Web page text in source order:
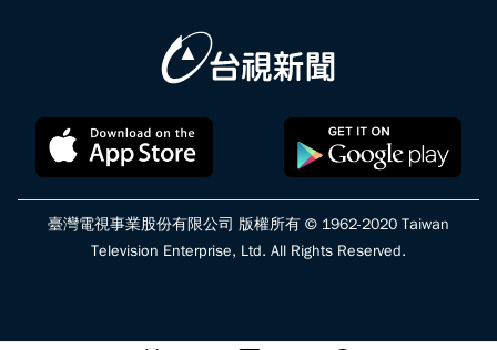
臺灣電視事業股份有限公司 版權所有 © 1962-2020 Taiwan
Television Enterprise, Ltd. All Rights Reserved.